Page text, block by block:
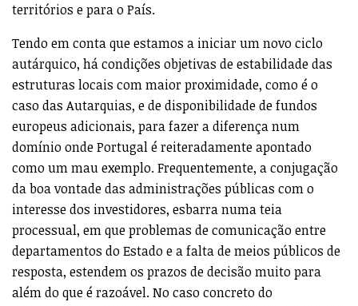
territórios e para o País.
Tendo em conta que estamos a iniciar um novo ciclo
autárquico, há condições objetivas de estabilidade das
estruturas locais com maior proximidade, como é o
caso das Autarquias, e de disponibilidade de fundos
europeus adicionais, para fazer a diferença num
domínio onde Portugal é reiteradamente apontado
como um mau exemplo. Frequentemente, a conjugação
da boa vontade das administrações públicas com o
interesse dos investidores, esbarra numa teia
processual, em que problemas de comunicação entre
departamentos do Estado e a falta de meios públicos de
resposta, estendem os prazos de decisão muito para
além do que é razoável. No caso concreto do